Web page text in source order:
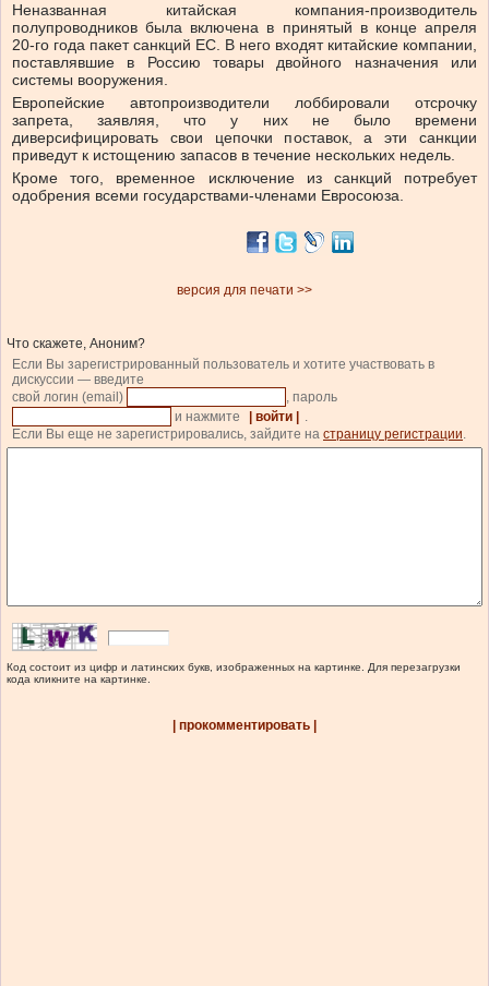
Неназванная китайская компания-производитель
полупроводников была включена в принятый в конце апреля
20-го года пакет санкций ЕС. В него входят китайские компании,
поставлявшие в Россию товары двойного назначения или
системы вооружения.
Европейские автопроизводители лоббировали отсрочку
запрета, заявляя, что у них не было времени
диверсифицировать свои цепочки поставок, а эти санкции
приведут к истощению запасов в течение нескольких недель.
Кроме того, временное исключение из санкций потребует
одобрения всеми государствами-членами Евросоюза.
версия для печати >>
Что скажете, Аноним?
Если Вы зарегистрированный пользователь и хотите участвовать в
дискуссии — введите
свой логин (email)
, пароль
и нажмите
| войти |
.
Если Вы еще не зарегистрировались, зайдите на страницу регистрации.
Код состоит из цифр и латинских букв, изображенных на картинке. Для перезагрузки
кода кликните на картинке.
| прокомментировать |